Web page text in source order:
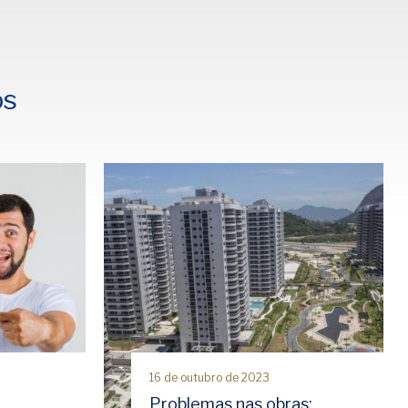
16 de outubro de 2023
Problemas nas obras: